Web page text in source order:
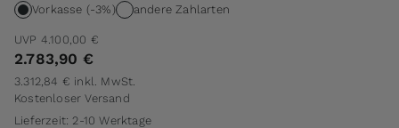
Vorkasse (-3%) andere Zahlarten
UVP 4.100,00 €
2.783,90 €
3.312,84 € inkl. MwSt.
Kostenloser Versand
Lieferzeit: 2-10 Werktage